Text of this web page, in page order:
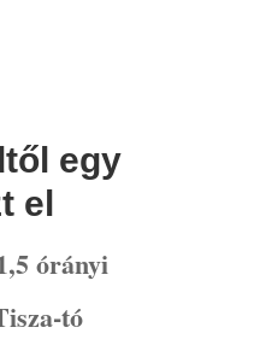
egy
el
órányi
tó